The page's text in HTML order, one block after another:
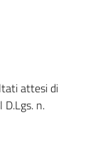
attesi di
n.